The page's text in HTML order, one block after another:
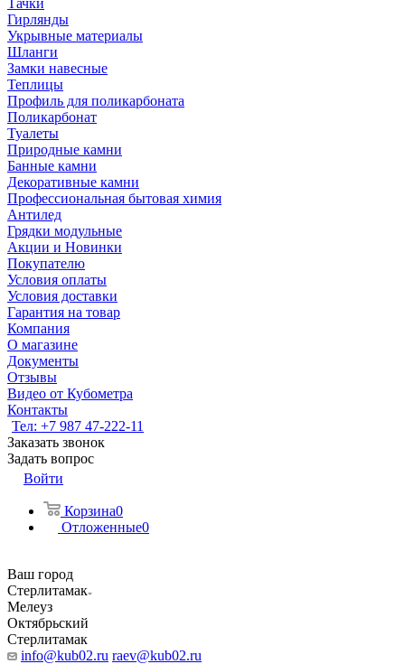
Тачки
Гирлянды
Укрывные материалы
Шланги
Замки навесные
Теплицы
Профиль для поликарбоната
Поликарбонат
Туалеты
Природные камни
Банные камни
Декоративные камни
Профессиональная бытовая химия
Антилед
Грядки модульные
Акции и Новинки
Покупателю
Условия оплаты
Условия доставки
Гарантия на товар
Компания
О магазине
Документы
Отзывы
Видео от Кубометра
Контакты
Тел: +7 987 47-222-11
Заказать звонок
Задать вопрос
Войти
Корзина0
Отложенные0
Ваш город
Стерлитамак
Мелеуз
Октябрьский
Стерлитамак
info@kub02.ru raev@kub02.ru